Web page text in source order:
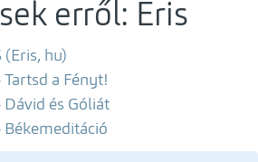
erről: Eris
(Eris, hu)
Tartsd a Fényt!
Dávid és Góliát
Békemeditáció